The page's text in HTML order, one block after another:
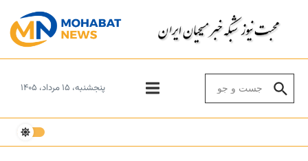
پنجشنبه، ۱۵ مرداد، ۱۴۰۵